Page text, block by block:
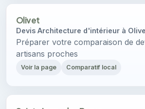
Olivet
Devis Architecture d'intérieur à
Préparer votre comparaison de
artisans proches
Voir la page Comparatif local